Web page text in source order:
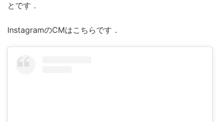
とです．
InstagramのCMはこちらです．